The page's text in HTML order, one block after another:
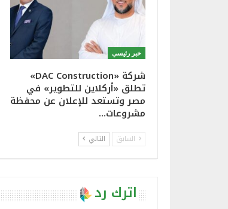
خبر رئيسي
شركة «DAC Construction»
تطلق «أركلاين للتطوير» في
مصر وتستعد للإعلان عن محفظة
مشروعات…
السابق التالي
اترك رد